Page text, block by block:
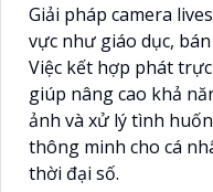
Giải pháp camera
vực như giáo dục,
Việc kết hợp phát
giúp nâng cao khả
ảnh và xử lý tình
thông minh cho cá
thời đại số.